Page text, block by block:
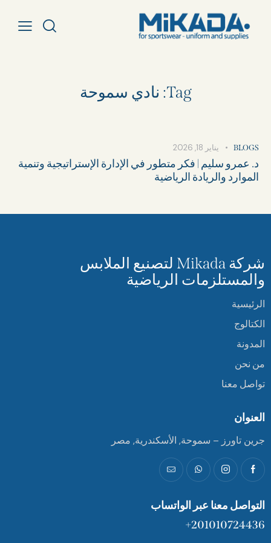
Tag: نادي سموحة
BLOGS يناير 18, 2026
د. عمرو سليم | فكر متطور في الإدارة الإستراتيجية وتنمية
الموارد والريادة الرياضية
شركة Mikada لتصنيع الملابس
والمستلزمات الرياضية
الرئيسية
الكتالوج
المدونة
من نحن
تواصل معنا
العنوان
جرين تاورز – سموحة, الأسكندرية, مصر
التواصل معنا عبر الواتساب
201010724436+